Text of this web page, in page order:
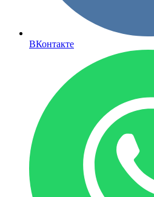
ВКонтакте